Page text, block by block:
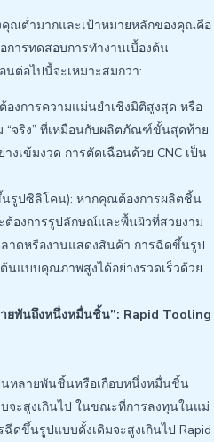
ณต่ำมากและเป้าหมายหลักของคุณคือ
ารทดสอบการทำงานเบื้องต้น
ต่อไปนี้จะเหมาะสมกว่า:
องการความแม่นยำเชิงมิติสูงสุด หรือ
“จริง” ที่เหมือนกับผลิตภัณฑ์ขั้นสุดท้าย
งเข้มงวด การตัดเฉือนด้วย CNC เป็น
รูปซิลิโคน): หากคุณต้องการผลิตชิ้น
องการรูปลักษณ์และพื้นผิวที่สวยงาม
าดหรืองานแสดงสินค้า การฉีดขึ้นรูป
แบบคุณภาพสูงได้อย่างรวดเร็วด้วย
ายพันถึงหนึ่งหมื่นชิ้น”: Rapid Tooling
หลายพันชิ้นหรือเกือบหนึ่งหมื่นชิ้น
ะสูงเกินไป ในขณะที่การลงทุนในแม่
ดขึ้นรูปแบบดั้งเดิมจะสูงเกินไป Rapid